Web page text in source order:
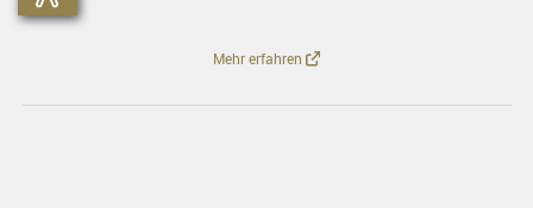
Mehr erfahren